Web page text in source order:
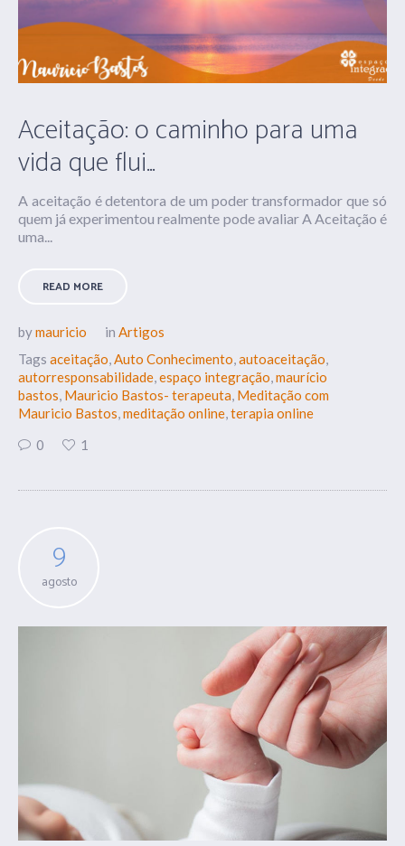
Aceitação: o caminho para uma
vida que flui…
A aceitação é detentora de um poder transformador que só
quem já experimentou realmente pode avaliar A Aceitação é
uma...
READ MORE
bymauricio in Artigos
Tags aceitação,Auto Conhecimento,autoaceitação,
autorresponsabilidade,espaço integração,maurício
bastos, Mauricio Bastos- terapeuta, Meditação com
Mauricio Bastos,meditação online,terapia online
0
1
9
agosto